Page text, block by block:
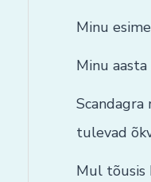
Minu
Minu
tulevad
Mul tõusis